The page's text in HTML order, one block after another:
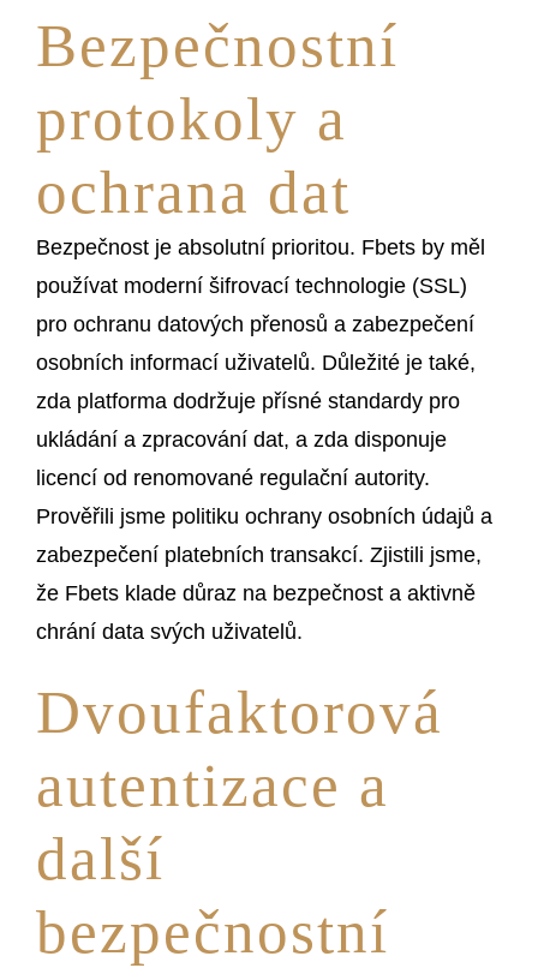
Bezpečnostní
protokoly a
ochrana dat
Bezpečnost je absolutní prioritou. Fbets by měl
používat moderní šifrovací technologie (SSL)
pro ochranu datových přenosů a zabezpečení
osobních informací uživatelů. Důležité je také,
zda platforma dodržuje přísné standardy pro
ukládání a zpracování dat, a zda disponuje
licencí od renomované regulační autority.
Prověřili jsme politiku ochrany osobních údajů a
zabezpečení platebních transakcí. Zjistili jsme,
že Fbets klade důraz na bezpečnost a aktivně
chrání data svých uživatelů.
Dvoufaktorová
autentizace a
další
bezpečnostní